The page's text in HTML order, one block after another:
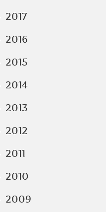
2017
2016
2015
2014
2013
2012
2011
2010
2009